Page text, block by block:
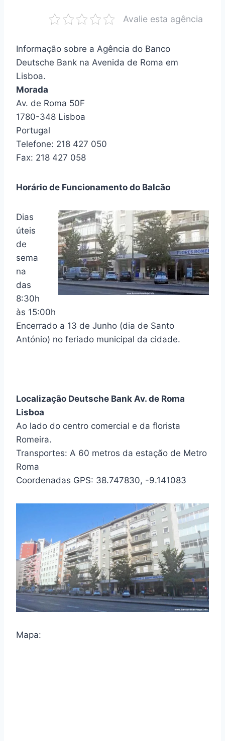
Avalie esta agência
Informação sobre a Agência do Banco
Deutsche Bank na Avenida de Roma em
Lisboa.
Morada
Av. de Roma 50F
1780-348 Lisboa
Portugal
Telefone: 218 427 050
Fax: 218 427 058
Horário de Funcionamento do Balcão
Dias
úteis
de
sema
na
das
8:30h
às 15:00h
Encerrado a 13 de Junho (dia de Santo
António) no feriado municipal da cidade.
Localização Deutsche Bank Av. de Roma
Lisboa
Ao lado do centro comercial e da florista
Romeira.
Transportes: A 60 metros da estação de Metro
Roma
Coordenadas GPS: 38.747830, -9.141083
Mapa: